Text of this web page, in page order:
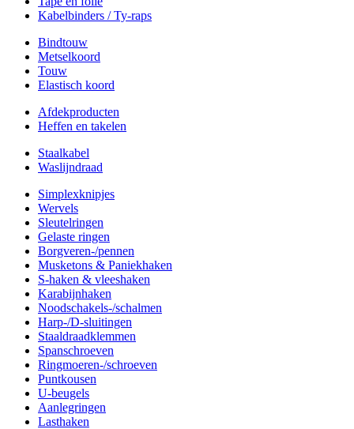
Kabelbinders / Ty-raps
Bindtouw
Metselkoord
Touw
Elastisch koord
Afdekproducten
Heffen en takelen
Staalkabel
Waslijndraad
Simplexknipjes
Wervels
Sleutelringen
Gelaste ringen
Borgveren-/pennen
Musketons & Paniekhaken
S-haken & vleeshaken
Karabijnhaken
Noodschakels-/schalmen
Harp-/D-sluitingen
Staaldraadklemmen
Spanschroeven
Ringmoeren-/schroeven
Puntkousen
U-beugels
Aanlegringen
Lasthaken